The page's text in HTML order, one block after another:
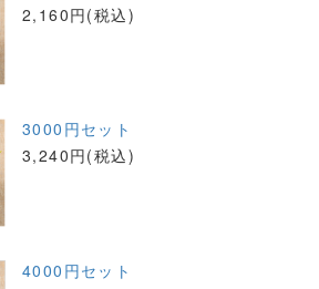
2,160円(税込)
3000円セット
3,240円(税込)
4000円セット